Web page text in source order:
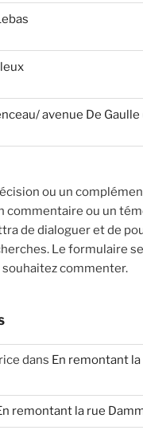
avenue De Gaulle
ou un
commentaire ou un
de dialoguer et de
Le formulaire
souhaitez commenter.
dans En remontant la
remontant la rue